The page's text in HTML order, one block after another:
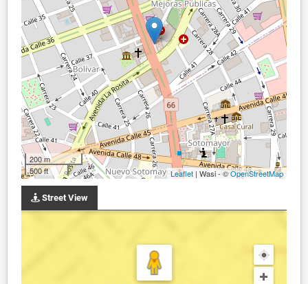
200 m
500 ft
Leaflet | Wasi - ©OpenStreetMap
Street View